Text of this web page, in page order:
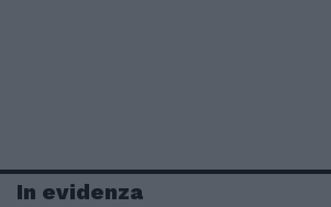
In evidenza